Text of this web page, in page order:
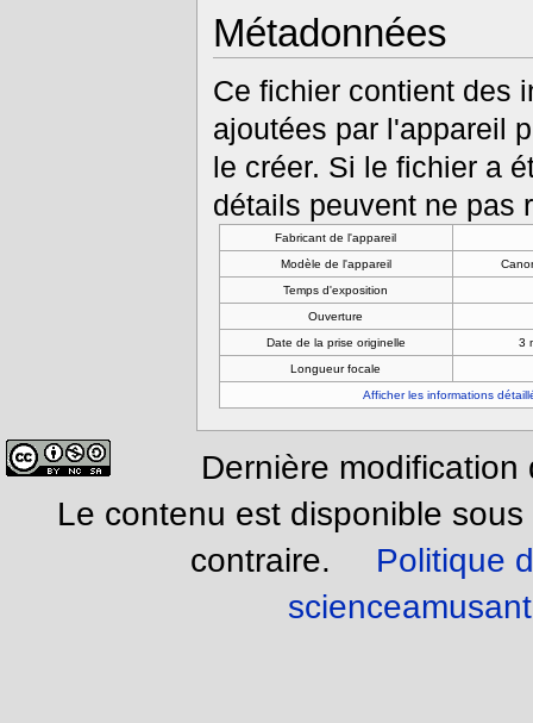
Métadonnées
Ce fichier contient des
ajoutées par l'appareil
le créer. Si le fichier a
détails peuvent ne pas
Fabricant de l'appareil
Modèle de l'appareil
Temps d'exposition
Ouverture
Date de la prise originelle
3
Longueur focale
Afficher les informations
Dernière
Le contenu est disponible
contraire.
Politique